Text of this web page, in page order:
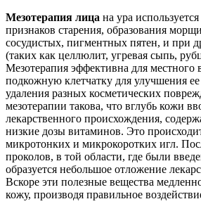
Мезотерапия лица на ура
признаков старения, образования
сосудистых, пигментных пятен, и при
(таких как целлюлит, угревая сыпь,
Мезотерапия эффективна для местного
подкожную клетчатку для улучшения
удаления разных косметических
мезотерапии такова, что вглубь кожи
лекарственного происхождения,
низкие дозы витаминов. Это
микротонких и микрокоротких игл.
проколов, в той области, где были
образуется небольшое отложение
Вскоре эти полезные вещества
кожу, производя правильное